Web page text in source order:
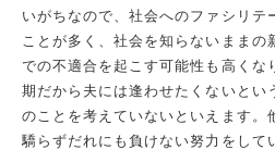
いがちなので、社会へのファシリテ
ことが多く、社会を知らないままの
での不適合を起こす可能性も高くな
期だから夫には逢わせたくないとい
のことを考えていないといえます。
驕らずだれにも負けない努力をして